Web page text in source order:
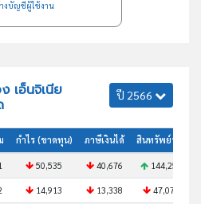
งบัญชีผู้ใช้งาน
เอ็นจิเนีย ปี 2566
กำไร (ขาดทุน) ภาษีเงินได้ สินทรัพย์รวม
50,535 40,676 144,255
14,913 13,338 47,076